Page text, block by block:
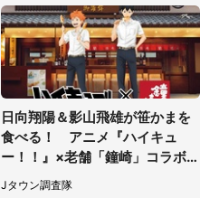
日向翔陽＆影山飛雄が笹かまを
食べる！ アニメ『ハイキュ
ー！！』×老舗「鐘崎」コラボ
で限定グッズも【8／1～31】
Jタウン調査隊